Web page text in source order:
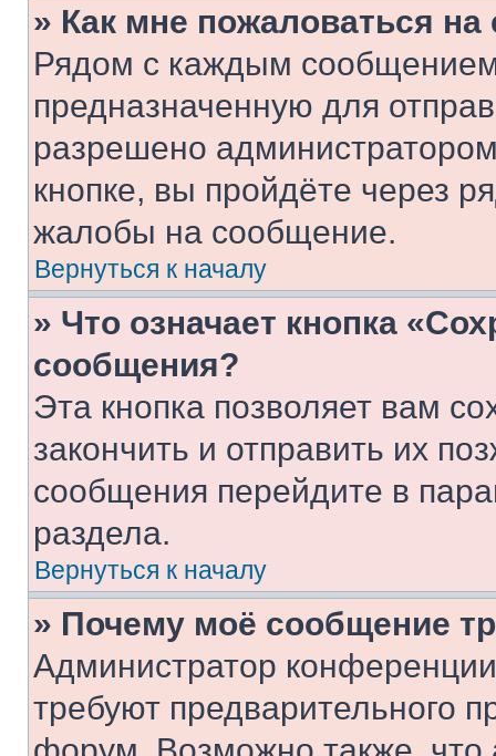
» Как мне пожаловаться
Рядом с каждым сообщением
предназначенную для
разрешено
кнопке, вы пройдёте через
жалобы на сообщение.
Вернуться к началу
» Что означает кнопка
сообщения?
Эта кнопка позволяет вам
закончить и отправить их
сообщения перейдите в
раздела.
Вернуться к началу
» Почему моё сообщение
Администратор
требуют предварительного